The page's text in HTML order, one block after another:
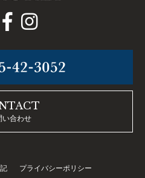
い合わせ
プライバシーポリシー